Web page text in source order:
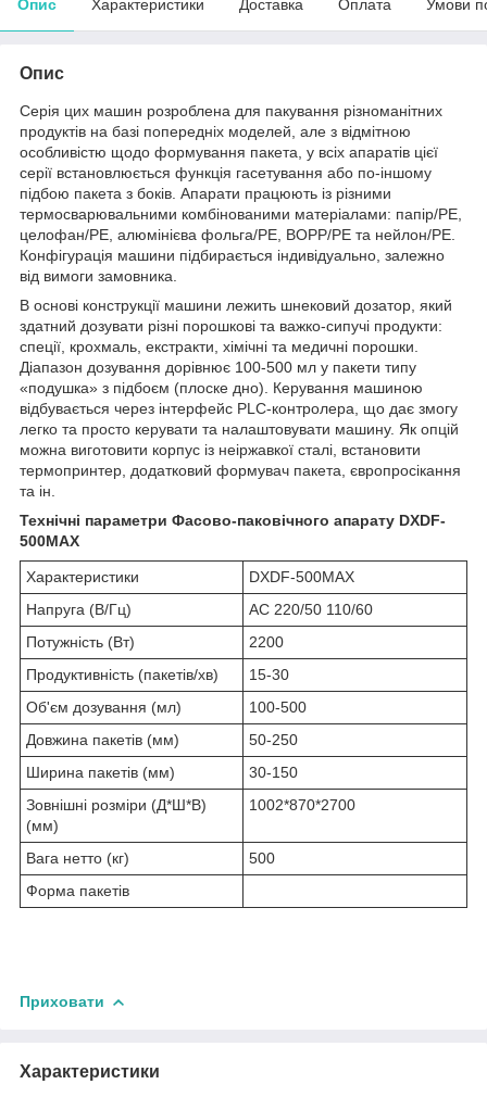
Опис Характеристики Доставка Оплата Умови
Опис
Серія цих машин розроблена для пакування різноманітних
продуктів на базі попередніх моделей, але з відмітною
особливістю щодо формування пакета, у всіх апаратів цієї
серії встановлюється функція гасетування або по-іншому
підбою пакета з боків. Апарати працюють із різними
термосварювальними комбінованими матеріалами: папір/PE,
целофан/PE, алюмінієва фольга/PE, BOPP/PE та нейлон/PE.
Конфігурація машини підбирається індивідуально, залежно
від вимоги замовника.
В основі конструкції машини лежить шнековий дозатор, який
здатний дозувати різні порошкові та важко-сипучі продукти:
спеції, крохмаль, екстракти, хімічні та медичні порошки.
Діапазон дозування дорівнює 100-500 мл у пакети типу
«подушка» з підбоєм (плоске дно). Керування машиною
відбувається через інтерфейс PLC-контролера, що дає змогу
легко та просто керувати та налаштовувати машину. Як опцій
можна виготовити корпус із неіржавкої сталі, встановити
термопринтер, додатковий формувач пакета, європросікання
та ін.
Технічні параметри Фасово-паковічного апарату DXDF-
500MAX
Характеристики
DXDF-500MAX
Напруга (В/Гц)
AC 220/50 110/60
Потужність (Вт)
2200
Продуктивність (пакетів/хв)
15-30
Об'єм дозування (мл)
100-500
Довжина пакетів (мм)
50-250
Ширина пакетів (мм)
30-150
Зовнішні розміри (Д*Ш*В)
(мм)
1002*870*2700
Вага нетто (кг)
500
Форма пакетів
Приховати
Характеристики